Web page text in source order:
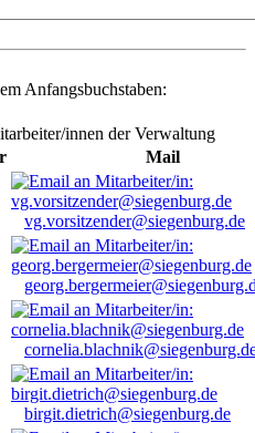
Anfangsbuchstaben:
innen der Verwaltung
Mail
vg.vorsitzender@siegenburg.de
birgit.dietrich@siegenburg.de